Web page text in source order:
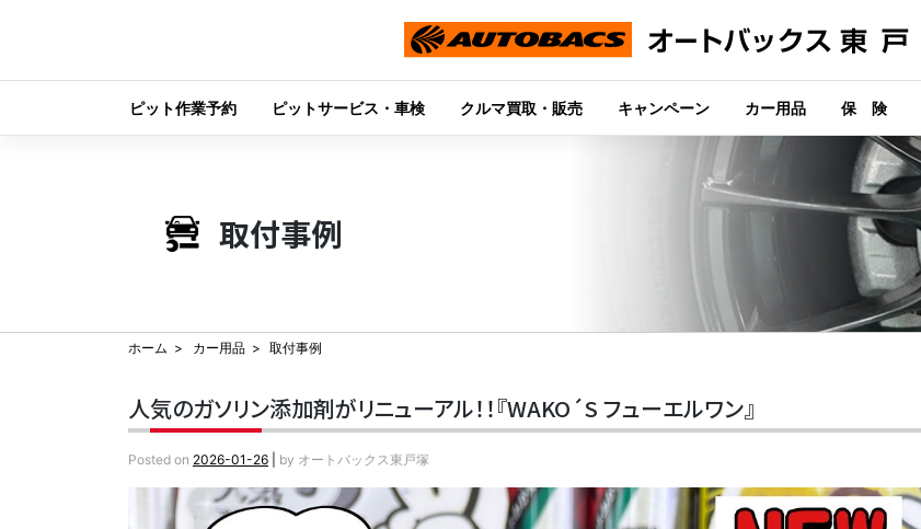
ピット作業予約 ピットサービス・車検 クルマ買取・販売 キャンペーン カー用品 保 険
取付事例
ホーム カー用品 取付事例
人気のガソリン添加剤がリニューアル！！『WAKO´S フューエルワン』
Posted on 2026-01-26 by オートバックス東戸塚